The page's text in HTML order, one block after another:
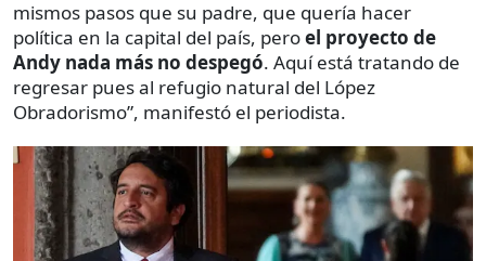
mismos pasos que su padre, que quería hacer
política en la capital del país, peroel proyecto de
Andy nada más no despegó. Aquí está tratando de
regresar pues al refugio natural del López
Obradorismo”, manifestó el periodista.